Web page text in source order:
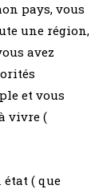
pays, vous
une région,
avez
et vous
vivre (
état ( que